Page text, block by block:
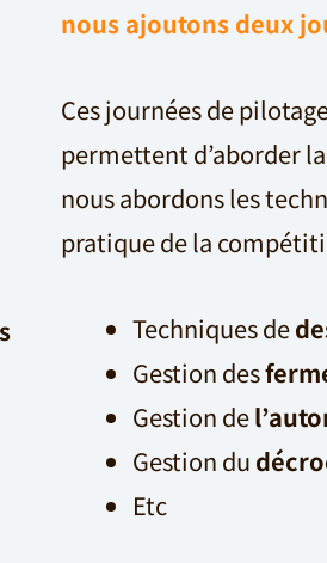
nous ajoutons deux
Ces journées de
permettent d’aborder
nous abordons les
pratique de la
Techniques de
Gestion des
Gestion de
Gestion du
Etc